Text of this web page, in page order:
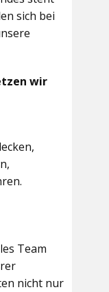
sich bei
wir
Team
nicht nur